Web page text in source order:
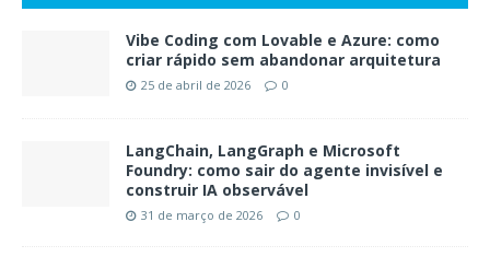
Vibe Coding com Lovable e Azure: como
criar rápido sem abandonar arquitetura
25 de abril de 2026 0
LangChain, LangGraph e Microsoft
Foundry: como sair do agente invisível e
construir IA observável
31 de março de 2026 0